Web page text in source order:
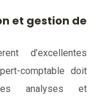
et gestion de
d’excellentes
comptable doit
analyses et